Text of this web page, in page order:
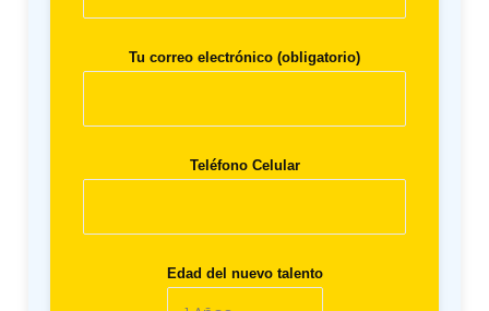
Tu correo electrónico (obligatorio)
Teléfono Celular
Edad del nuevo talento